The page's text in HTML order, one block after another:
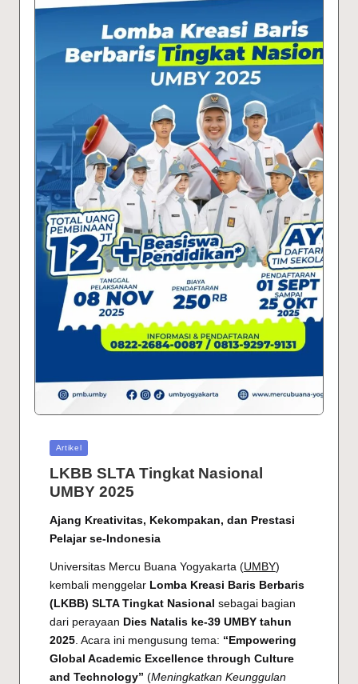
Posted
Artikel
LKBB SLTA Tingkat Nasional
UMBY 2025
Ajang Kreativitas, Kekompakan, dan Prestasi
Pelajar se-Indonesia
Universitas Mercu Buana Yogyakarta (UMBY)
kembali menggelar Lomba Kreasi Baris Berbaris
(LKBB) SLTA Tingkat Nasional sebagai bagian
dari perayaan Dies Natalis ke-39 UMBY tahun
2025. Acara ini mengusung tema: “Empowering
Global Academic Excellence through Culture
and Technology” (Meningkatkan Keunggulan